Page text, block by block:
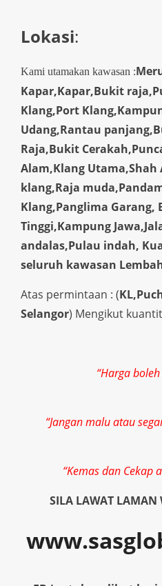
Lokasi:
Kami utamakan kawasan :
Kapar,Kapar,Bukit
Klang,Port
Udang,Rantau
Raja,Bukit
Alam,Klang Utama,Shah
klang,Raja
Klang,Panglima Garang,
Tinggi,Kampung
andalas,Pulau indah,
seluruh kawasan
Atas permintaan : (
Selangor) Mengikut
“Harga
“Jangan malu atau
“Kemas dan Cekap
SILA LAWAT LAMAN